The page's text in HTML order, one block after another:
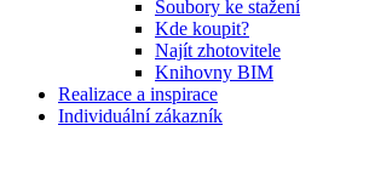
Soubory ke stažení
Kde koupit?
Najít zhotovitele
Knihovny BIM
Realizace a inspirace
Individuální zákazník